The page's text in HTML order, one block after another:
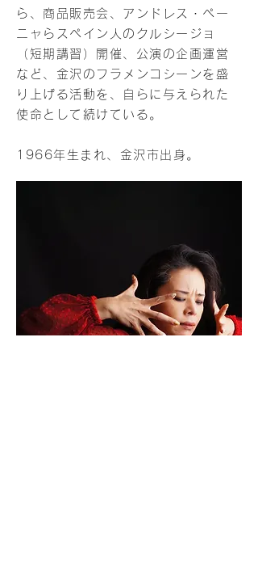
ら、商品販売会、アンドレス・ペー
ニャらスペイン人のクルシージョ
（短期講習）開催、公演の企画運営
など、金沢のフラメンコシーンを盛
り上げる活動を、自らに与えられた
使命として続けている。
1966年生まれ、金沢市出身。